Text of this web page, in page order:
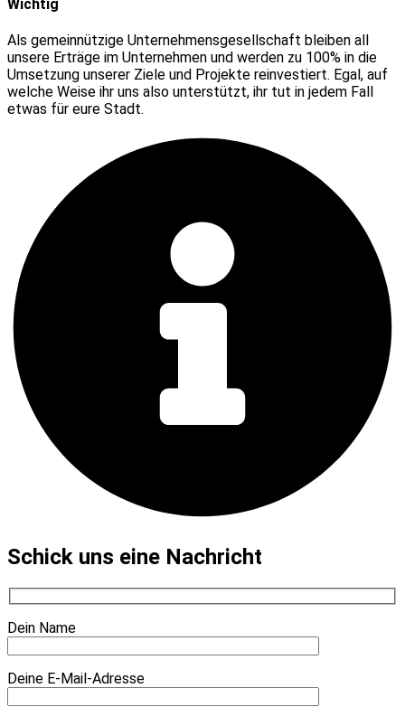
Wichtig
Als gemeinnützige Unternehmensgesellschaft bleiben all
unsere Erträge im Unternehmen und werden zu 100% in die
Umsetzung unserer Ziele und Projekte reinvestiert. Egal, auf
welche Weise ihr uns also unterstützt, ihr tut in jedem Fall
etwas für eure Stadt.
Schick uns eine Nachricht
Dein Name
Deine E-Mail-Adresse